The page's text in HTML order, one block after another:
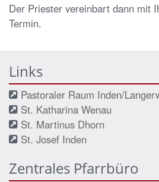
Der Priester vereinbart dann mit
Termin.
Links
Pastoraler Raum Inden/
St. Katharina Wenau
St. Martinus Dhorn
St. Josef Inden
Zentrales Pfarrbüro